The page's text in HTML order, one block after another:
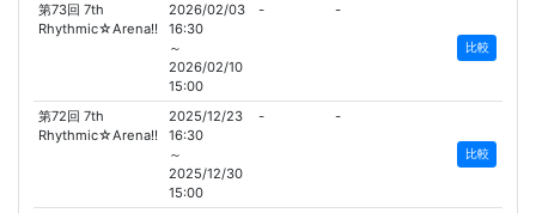
第73回 7th
Rhythmic☆Arena!!
2026/02/03
16:30
～
2026/02/10
15:00
- -
比較
第72回 7th
Rhythmic☆Arena!!
2025/12/23
16:30
～
2025/12/30
15:00
- -
比較